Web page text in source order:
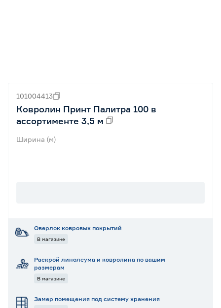
101004413
Ковролин Принт Палитра 100 в
ассортименте 3,5 м
Ширина (м)
Оверлок ковровых покрытий
В магазине
Раскрой линолеума и ковролина по вашим
размерам
В магазине
Замер помещения под систему хранения